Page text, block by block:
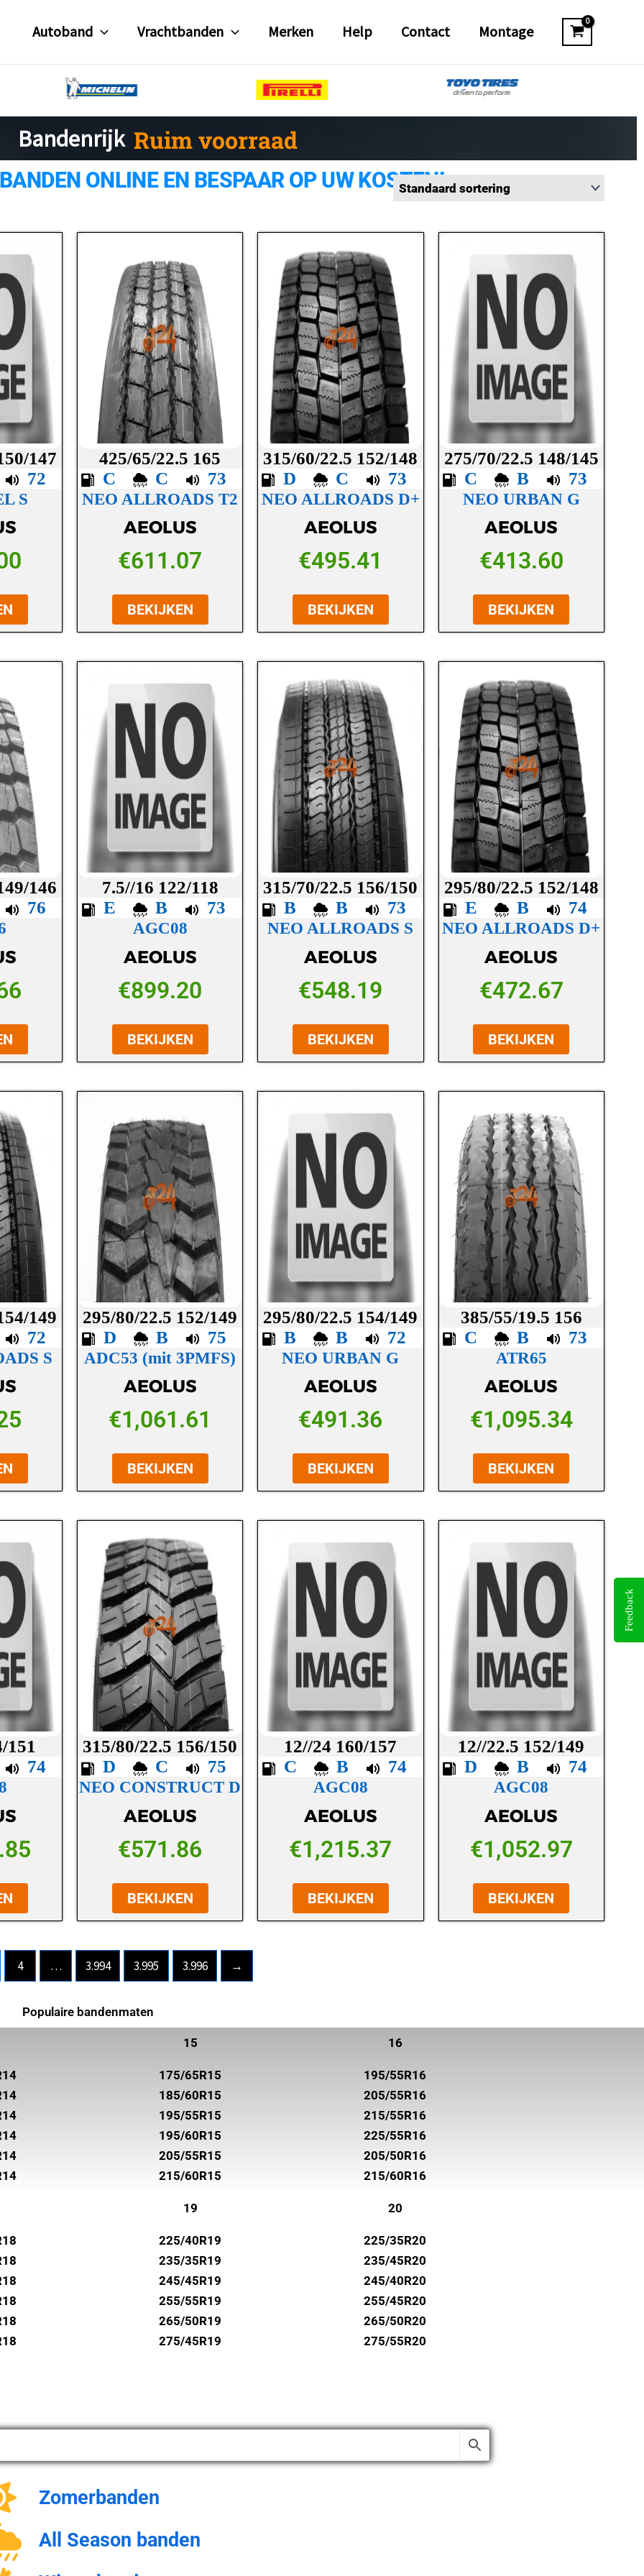
Autoband Vrachtbanden Merken Help Contact Montage
Bandenrijk Ruim voorraad
ONLINE EN BESPAAR OP UW KOSTEN!
147
72
S
425/65/22.5 165
C
C 73
NEO ALLROADS T2
AEOLUS
€611.07
BEKIJKEN
315/60/22.5 152/148
D
C 73
NEO ALLROADS D+
AEOLUS
€495.41
BEKIJKEN
275/70/22.5 148/145
C
B 73
NEO URBAN G
AEOLUS
€413.60
BEKIJKEN
146
76
7.5//16 122/118
E
B 73
AGC08
AEOLUS
€899.20
BEKIJKEN
315/70/22.5 156/150
B
B 73
NEO ALLROADS S
AEOLUS
€548.19
BEKIJKEN
295/80/22.5 152/148
E
B 74
NEO ALLROADS D+
AEOLUS
€472.67
BEKIJKEN
149
72
S
295/80/22.5 152/149
D
B 75
ADC53 (mit 3PMFS)
AEOLUS
€1,061.61
BEKIJKEN
295/80/22.5 154/149
B
B 72
NEO URBAN G
AEOLUS
€491.36
BEKIJKEN
385/55/19.5 156
C
B 73
ATR65
AEOLUS
€1,095.34
BEKIJKEN
151
74
315/80/22.5 156/150
D
C 75
NEO CONSTRUCT D
AEOLUS
€571.86
BEKIJKEN
12//24 160/157
C
B 74
AGC08
AEOLUS
€1,215.37
BEKIJKEN
12//22.5 152/149
D
B 74
AGC08
AEOLUS
€1,052.97
BEKIJKEN
4 … 3.994 3.995 3.996 →
Populaire bandenmaten
15
175/65R15
185/60R15
195/55R15
195/60R15
205/55R15
215/60R15
16
195/55R16
205/55R16
215/55R16
225/55R16
205/50R16
215/60R16
19
225/40R19
235/35R19
245/45R19
255/55R19
265/50R19
275/45R19
20
225/35R20
235/45R20
245/40R20
255/45R20
265/50R20
275/55R20
Zomerbanden
All Season banden
Feedback